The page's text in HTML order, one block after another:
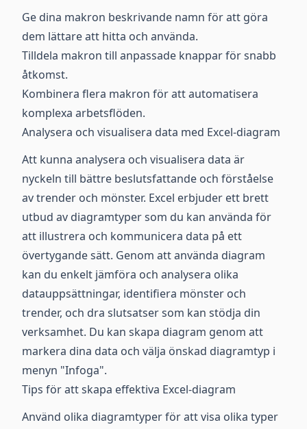
Ge dina makron beskrivande namn för att göra
dem lättare att hitta och använda.
Tilldela makron till anpassade knappar för snabb
åtkomst.
Kombinera flera makron för att automatisera
komplexa arbetsflöden.
Analysera och visualisera data med Excel-diagram
Att kunna analysera och visualisera data är
nyckeln till bättre beslutsfattande och förståelse
av trender och mönster. Excel erbjuder ett brett
utbud av diagramtyper som du kan använda för
att illustrera och kommunicera data på ett
övertygande sätt. Genom att använda diagram
kan du enkelt jämföra och analysera olika
datauppsättningar, identifiera mönster och
trender, och dra slutsatser som kan stödja din
verksamhet. Du kan skapa diagram genom att
markera dina data och välja önskad diagramtyp i
menyn "Infoga".
Tips för att skapa effektiva Excel-diagram
Använd olika diagramtyper för att visa olika typer